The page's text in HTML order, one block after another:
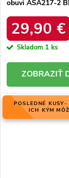
obuvi ASA217-2
29,90 €
Skladom 1 ks
POSLEDNÉ KUSY-
ICH KÝM